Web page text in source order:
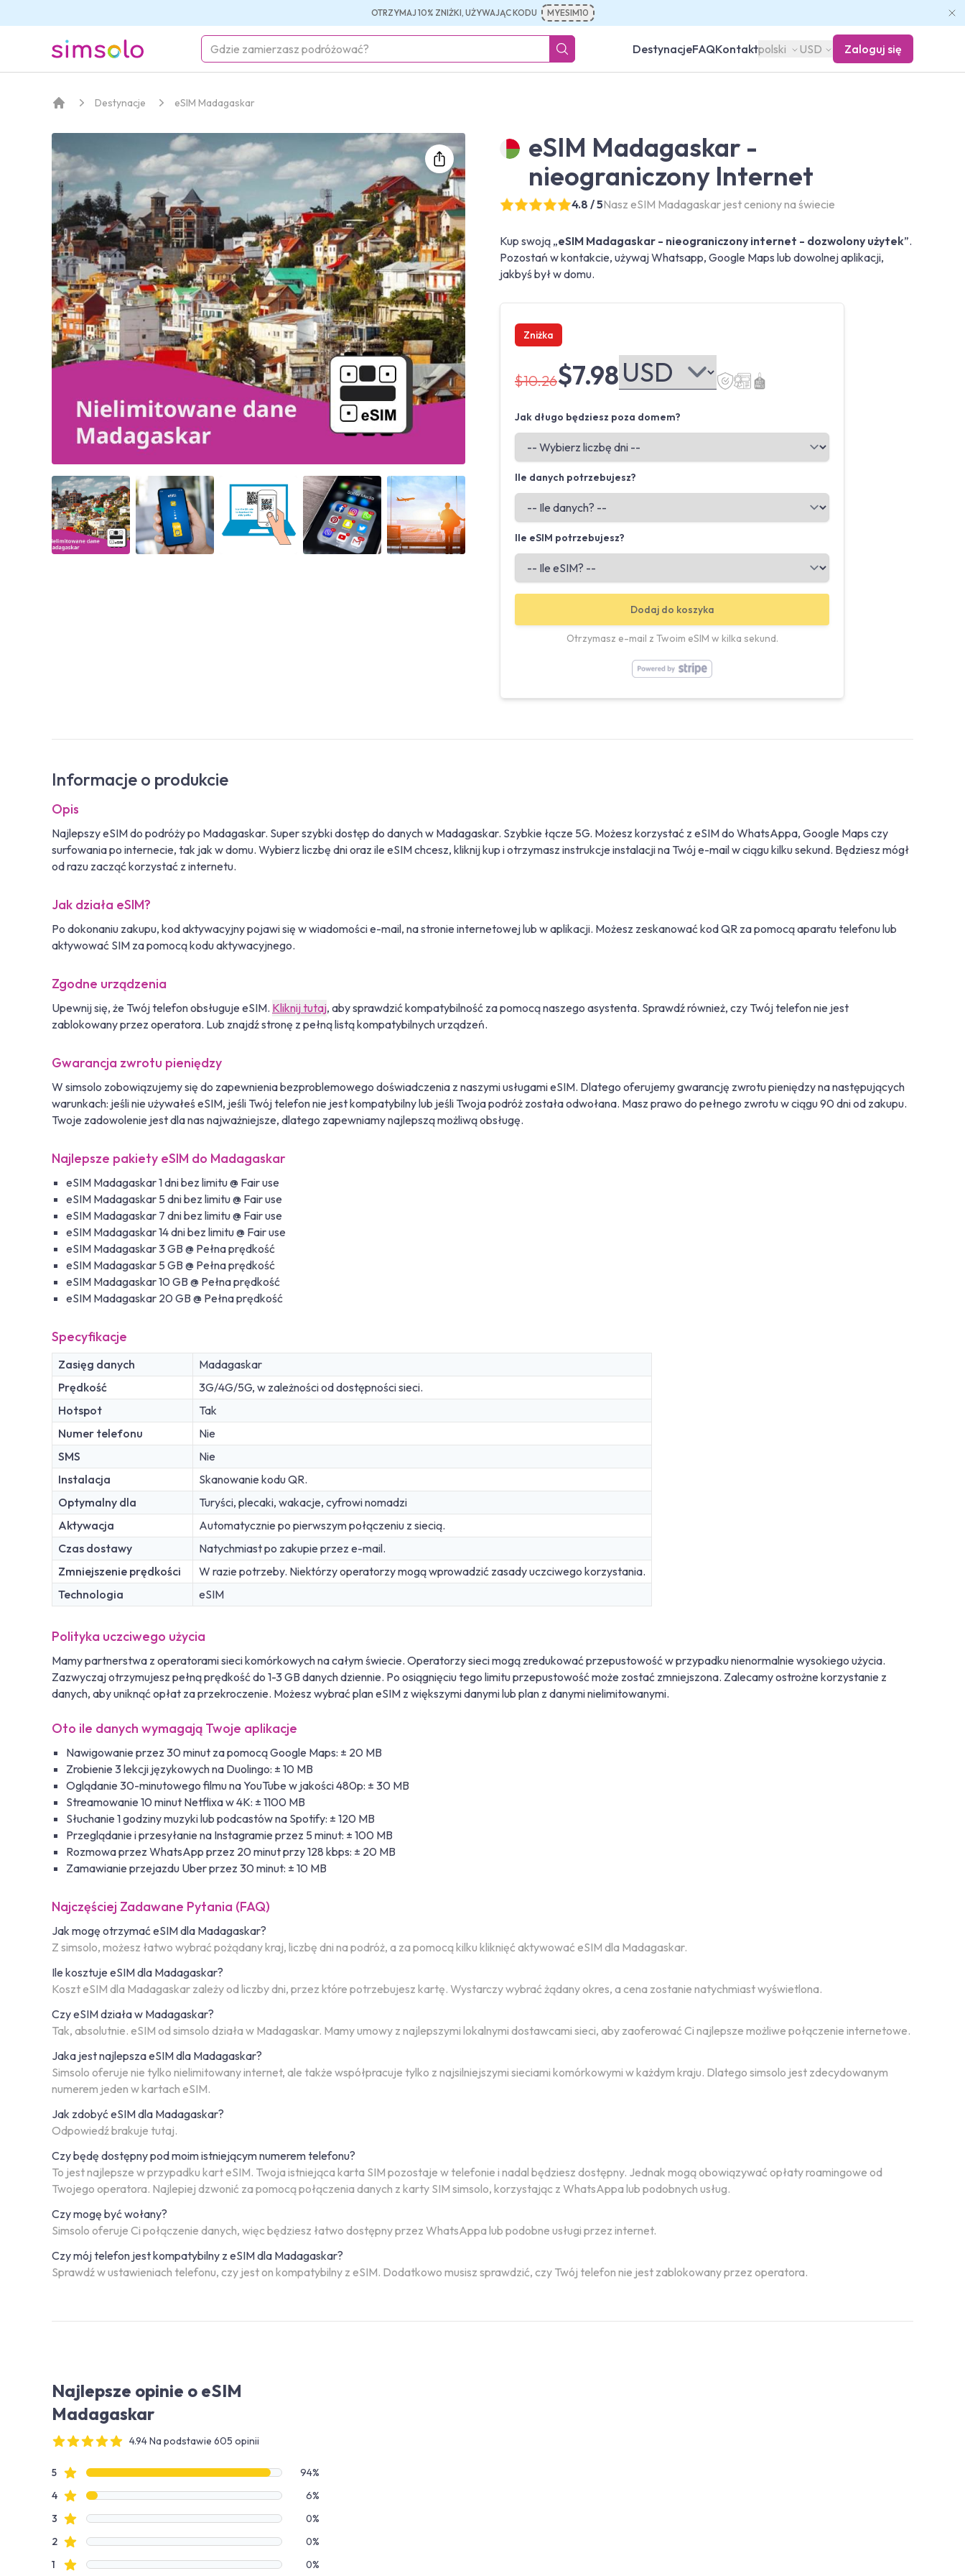
OTRZYMAJ 10% ZNIŻKI, UŻYWAJĄC KODU MYESIM10
simsolo DestynacjeFAQKontaktpolski USD Zaloguj się
Destynacje eSIM Madagaskar
Angled view Angled view Angled view Angled view Angled view
eSIM Madagaskar -
nieograniczony Internet
4.8 / 5Nasz eSIM Madagaskar jest ceniony na świecie
Kup swoją „eSIM Madagaskar - nieograniczony internet - dozwolony użytek”.
Pozostań w kontakcie, używaj Whatsapp, Google Maps lub dowolnej aplikacji,
jakbyś był w domu.
Zniżka
$10.26$7.98
Jak długo będziesz poza domem?
Ile danych potrzebujesz?
Ile eSIM potrzebujesz?
Dodaj do koszyka
Otrzymasz e-mail z Twoim eSIM w kilka sekund.
Informacje o produkcie
Opis
Najlepszy eSIM do podróży po Madagaskar. Super szybki dostęp do danych w Madagaskar. Szybkie łącze 5G. Możesz korzystać z eSIM do WhatsAppa, Google Maps czy
surfowania po internecie, tak jak w domu. Wybierz liczbę dni oraz ile eSIM chcesz, kliknij kup i otrzymasz instrukcje instalacji na Twój e-mail w ciągu kilku sekund. Będziesz mógł
od razu zacząć korzystać z internetu.
Jak działa eSIM?
Po dokonaniu zakupu, kod aktywacyjny pojawi się w wiadomości e-mail, na stronie internetowej lub w aplikacji. Możesz zeskanować kod QR za pomocą aparatu telefonu lub
aktywować SIM za pomocą kodu aktywacyjnego.
Zgodne urządzenia
Upewnij się, że Twój telefon obsługuje eSIM. Kliknij tutaj, aby sprawdzić kompatybilność za pomocą naszego asystenta. Sprawdź również, czy Twój telefon nie jest
zablokowany przez operatora. Lub znajdź stronę z pełną listą kompatybilnych urządzeń.
Gwarancja zwrotu pieniędzy
W simsolo zobowiązujemy się do zapewnienia bezproblemowego doświadczenia z naszymi usługami eSIM. Dlatego oferujemy gwarancję zwrotu pieniędzy na następujących
warunkach: jeśli nie używałeś eSIM, jeśli Twój telefon nie jest kompatybilny lub jeśli Twoja podróż została odwołana. Masz prawo do pełnego zwrotu w ciągu 90 dni od zakupu.
Twoje zadowolenie jest dla nas najważniejsze, dlatego zapewniamy najlepszą możliwą obsługę.
Najlepsze pakiety eSIM do Madagaskar
eSIM Madagaskar 1 dni bez limitu @ Fair use
eSIM Madagaskar 5 dni bez limitu @ Fair use
eSIM Madagaskar 7 dni bez limitu @ Fair use
eSIM Madagaskar 14 dni bez limitu @ Fair use
eSIM Madagaskar 3 GB @ Pełna prędkość
eSIM Madagaskar 5 GB @ Pełna prędkość
eSIM Madagaskar 10 GB @ Pełna prędkość
eSIM Madagaskar 20 GB @ Pełna prędkość
Specyfikacje
Zasięg danych
Madagaskar
Prędkość
3G/4G/5G, w zależności od dostępności sieci.
Hotspot
Tak
Numer telefonu
Nie
SMS
Nie
Instalacja
Skanowanie kodu QR.
Optymalny dla
Turyści, plecaki, wakacje, cyfrowi nomadzi
Aktywacja
Automatycznie po pierwszym połączeniu z siecią.
Czas dostawy
Natychmiast po zakupie przez e-mail.
Zmniejszenie prędkości
W razie potrzeby. Niektórzy operatorzy mogą wprowadzić zasady uczciwego korzystania.
Technologia
eSIM
Polityka uczciwego użycia
Mamy partnerstwa z operatorami sieci komórkowych na całym świecie. Operatorzy sieci mogą zredukować przepustowość w przypadku nienormalnie wysokiego użycia.
Zazwyczaj otrzymujesz pełną prędkość do 1-3 GB danych dziennie. Po osiągnięciu tego limitu przepustowość może zostać zmniejszona. Zalecamy ostrożne korzystanie z
danych, aby uniknąć opłat za przekroczenie. Możesz wybrać plan eSIM z większymi danymi lub plan z danymi nielimitowanymi.
Oto ile danych wymagają Twoje aplikacje
Nawigowanie przez 30 minut za pomocą Google Maps: ± 20 MB
Zrobienie 3 lekcji językowych na Duolingo: ± 10 MB
Oglądanie 30-minutowego filmu na YouTube w jakości 480p: ± 30 MB
Streamowanie 10 minut Netflixa w 4K: ± 1100 MB
Słuchanie 1 godziny muzyki lub podcastów na Spotify: ± 120 MB
Przeglądanie i przesyłanie na Instagramie przez 5 minut: ± 100 MB
Rozmowa przez WhatsApp przez 20 minut przy 128 kbps: ± 20 MB
Zamawianie przejazdu Uber przez 30 minut: ± 10 MB
Najczęściej Zadawane Pytania (FAQ)
Jak mogę otrzymać eSIM dla Madagaskar?
Z simsolo, możesz łatwo wybrać pożądany kraj, liczbę dni na podróż, a za pomocą kilku kliknięć aktywować eSIM dla Madagaskar.
Ile kosztuje eSIM dla Madagaskar?
Koszt eSIM dla Madagaskar zależy od liczby dni, przez które potrzebujesz kartę. Wystarczy wybrać żądany okres, a cena zostanie natychmiast wyświetlona.
Czy eSIM działa w Madagaskar?
Tak, absolutnie. eSIM od simsolo działa w Madagaskar. Mamy umowy z najlepszymi lokalnymi dostawcami sieci, aby zaoferować Ci najlepsze możliwe połączenie internetowe.
Jaka jest najlepsza eSIM dla Madagaskar?
Simsolo oferuje nie tylko nielimitowany internet, ale także współpracuje tylko z najsilniejszymi sieciami komórkowymi w każdym kraju. Dlatego simsolo jest zdecydowanym
numerem jeden w kartach eSIM.
Jak zdobyć eSIM dla Madagaskar?
Odpowiedź brakuje tutaj.
Czy będę dostępny pod moim istniejącym numerem telefonu?
To jest najlepsze w przypadku kart eSIM. Twoja istniejąca karta SIM pozostaje w telefonie i nadal będziesz dostępny. Jednak mogą obowiązywać opłaty roamingowe od
Twojego operatora. Najlepiej dzwonić za pomocą połączenia danych z karty SIM simsolo, korzystając z WhatsAppa lub podobnych usług.
Czy mogę być wołany?
Simsolo oferuje Ci połączenie danych, więc będziesz łatwo dostępny przez WhatsAppa lub podobne usługi przez internet.
Czy mój telefon jest kompatybilny z eSIM dla Madagaskar?
Sprawdź w ustawieniach telefonu, czy jest on kompatybilny z eSIM. Dodatkowo musisz sprawdzić, czy Twój telefon nie jest zablokowany przez operatora.
Najlepsze opinie o eSIM
Madagaskar
4.94 Na podstawie 605 opinii
Dane recenzji
5recenzje ze gwiazdkami
94%
4recenzje ze gwiazdkami
6%
3 recenzje ze gwiazdkami
0%
2recenzje ze gwiazdkami
0%
1 recenzje ze gwiazdkami 0%